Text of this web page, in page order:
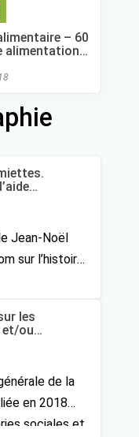
– 60
alimentation
1930 à
Jean-Noël
sur l’histoire
les
et/ou
et
de la
en 2018
sociales et